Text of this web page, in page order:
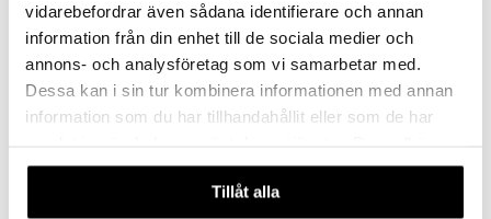
vidarebefordrar även sådana identifierare och annan
information från din enhet till de sociala medier och
annons- och analysföretag som vi samarbetar med.
Dessa kan i sin tur kombinera informationen med annan
information som du har tillhandahållit eller som de har
våra cookies vid fortsatt användande av vår webbplats.
Tillåt alla
INVIGO SUN After Sun Cleansing Shampoo Nuxe Hair Prodigieux High Shine Shampoo
NUXE